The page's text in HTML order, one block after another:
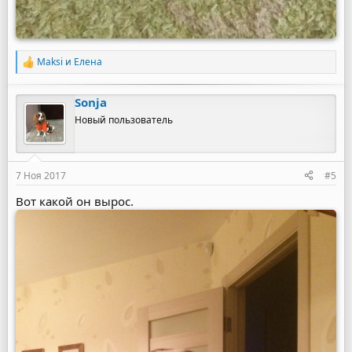
Р
а
к
и
и
:
Maksi и Елена
Sonja
Новый пользователь
7 Ноя 2017 #5
Вот какой он вырос.